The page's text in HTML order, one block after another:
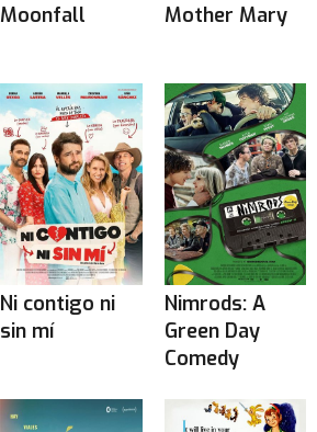
Moonfall Mother Mary
Ni contigo ni
sin mí
Nimrods: A
Green Day
Comedy